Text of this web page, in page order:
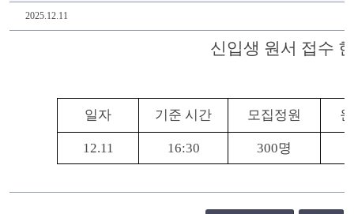
2025.12.11
신입생 원서 접수
일자 기준 시간 모집정원
12.11 16:30 300명